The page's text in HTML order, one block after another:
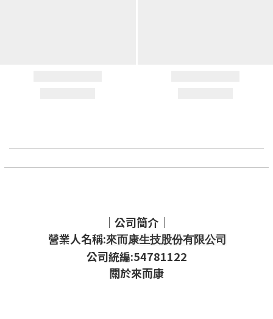
｜公司簡介｜
營業人名稱:來而康生技股份有限公司
公司統編:54781122
關於來而康